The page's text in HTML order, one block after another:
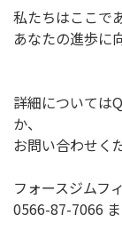
私たちはここで
あなたの進歩に
詳細については
か、
お問い合わせく
フォースジムフ
0566-87-7066